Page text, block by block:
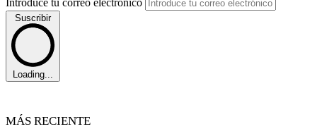
Introduce tu correo electrónico
Suscribir
Loading...
MÁS RECIENTE